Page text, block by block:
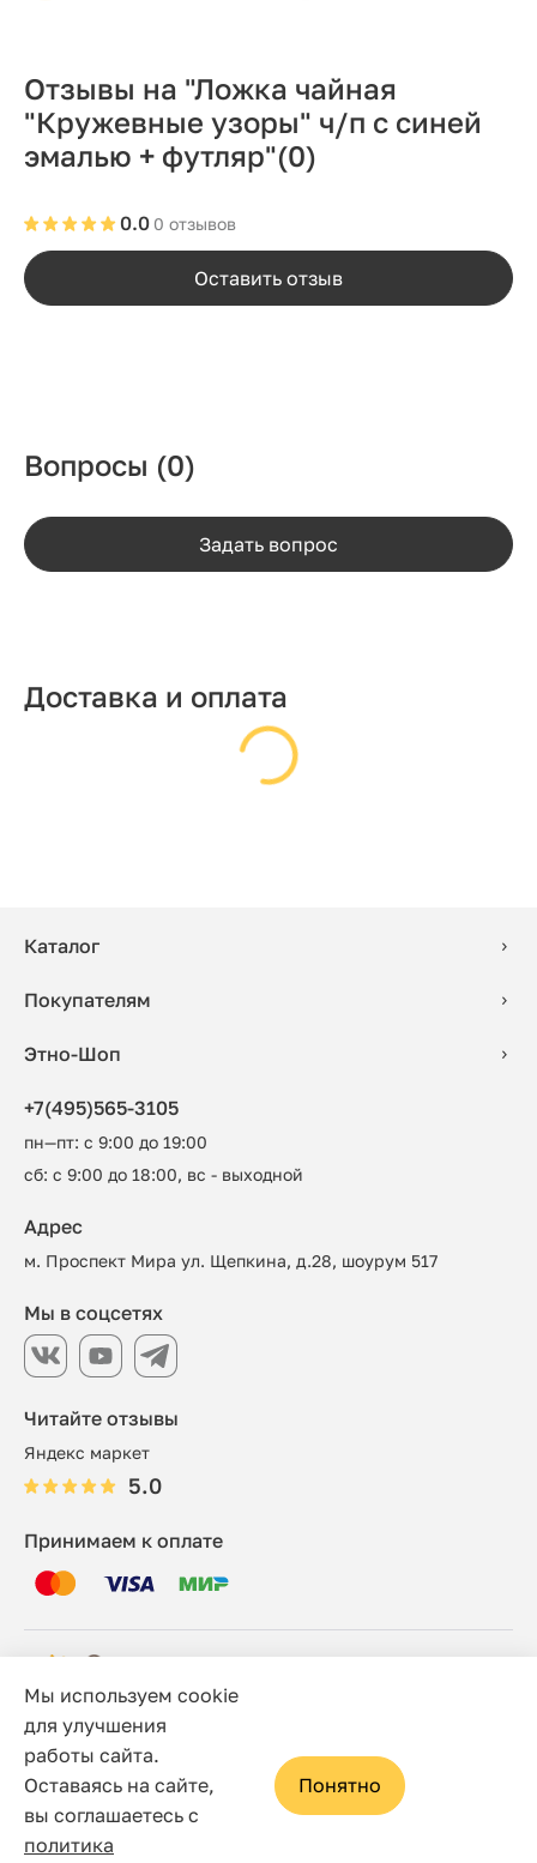
Отзывы на "Ложка чайная
"Кружевные узоры" ч/п с синей
эмалью + футляр"(0)
0 отзывов
0.0
Оставить отзыв
Вопросы (0)
Задать вопрос
Доставка и оплата
Каталог
Покупателям
Этно-Шоп
+7(495)565-3105
пн—пт: с 9:00 до 19:00
сб: с 9:00 до 18:00, вс - выходной
Читайте отзывы
Яндекс маркет
5.0
Адрес
м. Проспект Мира ул. Щепкина, д.28, шоурум 517
Принимаем к оплате
Мы в соцсетях
© 2006 - 2026 Этно-шоп, Интернет-магазин
Политика конфиденциальности
Сайт носит исключительно информационный характер, и
ни при каких условиях не является публичной офертой,
определяемой положениями статьи 437(2) Гражданского
Мы используем cookie
для улучшения
работы сайта.
Оставаясь на сайте,
вы соглашаетесь с
политика
Понятно